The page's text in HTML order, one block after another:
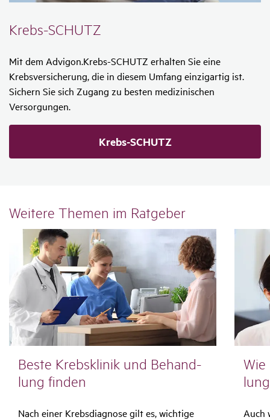
Krebs-SCHUTZ
Mit dem Advigon.Krebs-SCHUTZ erhalten Sie eine
Krebsversicherung, die in diesem Umfang einzigartig ist.
Sichern Sie sich Zugang zu besten medizinischen
Versorgungen.
Krebs-SCHUTZ
Weitere Themen im Ratgeber
Beste Krebs­klinik und Behand­
lung finden
Nach einer Krebsdiagnose gilt es, wichtige
Auch